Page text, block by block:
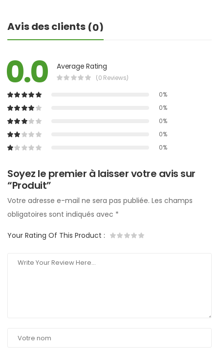
Avis des clients (0)
0.0 Average Rating
(0 Reviews)
0%
0%
0%
0%
0%
Soyez le premier à laisser votre avis sur
“Produit”
Votre adresse e-mail ne sera pas publiée. Les champs
obligatoires sont indiqués avec *
Your Rating Of This Product :